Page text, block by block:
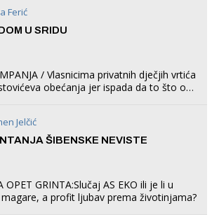
Ferić
U SRIDU
/ Vlasnicima privatnih dječjih vrtića
obećanja jer ispada da to što oni
Jelčić
ŠIBENSKE NEVISTE
OPET GRINTA:Slučaj AS EKO ili je li u
a profit ljubav prema životinjama?